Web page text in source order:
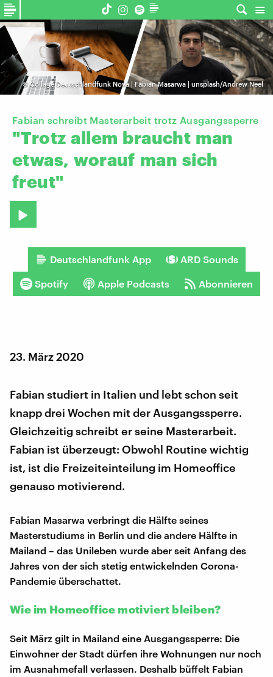
©Collage Deutschlandfunk Nova | Fabian Masarwa | unsplash/Andrew Neel
Fabian schreibt Masterarbeit trotz Ausgangssperre
"Trotz allem braucht man
etwas, worauf man sich
freut"
Deutschlandfunk App ARD Sounds
Spotify Apple Podcasts Abonnieren
23. März 2020
Fabian studiert in Italien und lebt schon seit
knapp drei Wochen mit der Ausgangssperre.
Gleichzeitig schreibt er seine Masterarbeit.
Fabian ist überzeugt: Obwohl Routine wichtig
ist, ist die Freizeiteinteilung im Homeoffice
genauso motivierend.
Fabian Masarwa verbringt die Hälfte seines
Masterstudiums in Berlin und die andere Hälfte in
Mailand – das Unileben wurde aber seit Anfang des
Jahres von der sich stetig entwickelnden Corona-
Pandemie überschattet.
Wie im Homeoffice motiviert bleiben?
Seit März gilt in Mailand eine Ausgangssperre: Die
Einwohner der Stadt dürfen ihre Wohnungen nur noch
im Ausnahmefall verlassen. Deshalb büffelt Fabian